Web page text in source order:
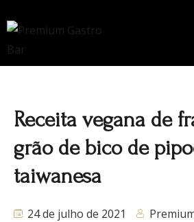
Receita vegana de
grão de bico de
taiwanesa
24 de julho de 2021